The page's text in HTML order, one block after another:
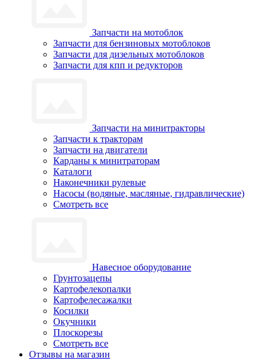
Запчасти на мотоблок
Запчасти для бензиновых мотоблоков
Запчасти для дизельных мотоблоков
Запчасти для кпп и редукторов
Запчасти на минитракторы
Запчасти к тракторам
Запчасти на двигатели
Карданы к минитраторам
Каталоги
Наконечники рулевые
Насосы (водяные, масляные, гидравлические)
Смотреть все
Навесное оборудование
Грунтозацепы
Картофелекопалки
Картофелесажалки
Косилки
Окучники
Плоскорезы
Смотреть все
Отзывы на магазин